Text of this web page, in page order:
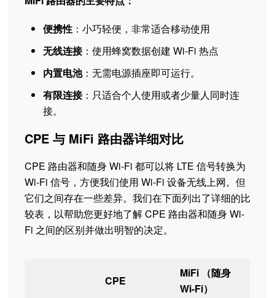
便携性 ：小巧轻便，非常适合移动使用
无线连接：使用蜂窝数据创建 Wi-Fi 热点
内置电池：无需电源插座即可运行。
有限连接：只适合个人使用或者少量人同时连
接。
CPE 与 MiFi 路由器详细对比
CPE 路由器和随身 Wi-Fi 都可以将 LTE 信号转换为
Wi-Fi 信号，方便我们使用 Wi-Fi 设备无线上网。但
它们之间存在一些差异。我们在下面列出了详细的比
较表，以帮助您更好地了解 CPE 路由器和随身 Wi-
Fi 之间的区别并做出明智的决定。
CPE
MiFi （随身
Wi-Fi）